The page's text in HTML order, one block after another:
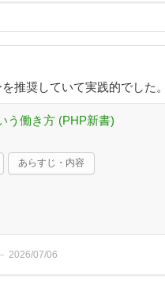
推奨していて実践的でした。
う働き方 (PHP新書)
あらすじ・内容
2026/07/06